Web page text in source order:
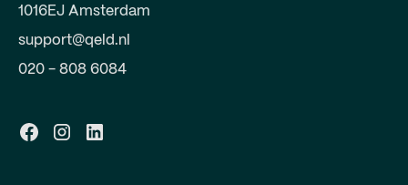
1016EJ Amsterdam
support@qeld.nl
020 - 808 6084